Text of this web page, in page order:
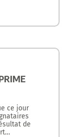
ce jour
de